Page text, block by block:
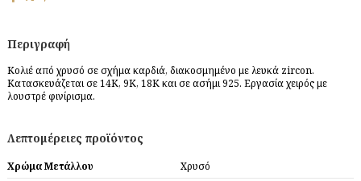
Περιγραφή
Κολιέ από χρυσό σε σχήμα καρδιά, διακοσμημένο με λευκά zircon.
Κατασκευάζεται σε 14Κ, 9Κ, 18Κ και σε ασήμι 925. Εργασία χειρός με
λουστρέ φινίρισμα.
Λεπτομέρειες προϊόντος
Χρώμα Μετάλλου
Χρυσό